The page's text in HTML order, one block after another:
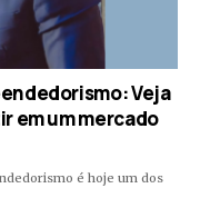
Veja
em um mercado
é hoje um dos